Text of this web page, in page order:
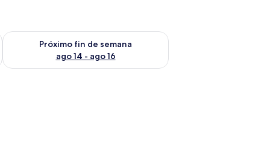
semana ago 7 - ago 9
Próximo fin de semana
ago 14 - ago 16
Consulta la disponibilidad para el próximo fin de semana ago